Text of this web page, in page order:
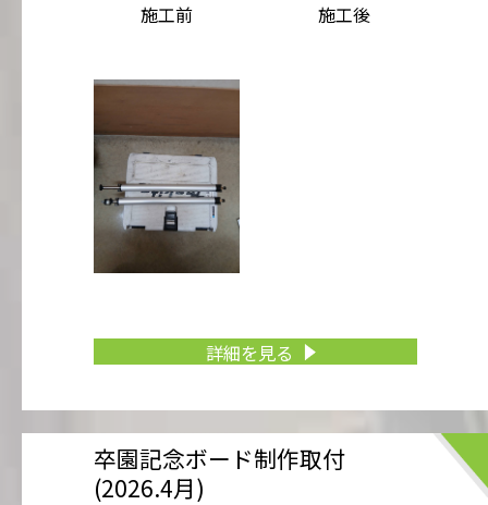
施工前 施工後
詳細を見る
卒園記念ボード制作取付
(2026.4月)